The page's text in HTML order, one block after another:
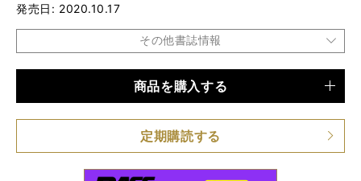
発売日
2020.10.17
その他書誌情報
仕様 A4変形判 / 214ページ
商品を購入する
定期購読する